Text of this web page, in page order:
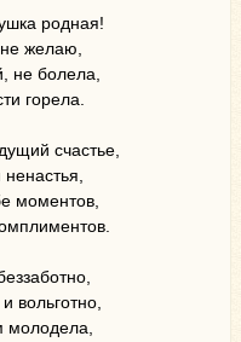
родная!
желаю,
не болела,
горела.
счастье,
моментов,
вольготно,
молодела,